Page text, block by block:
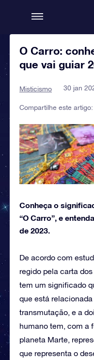
O Carro:
que vai guiar
Misticismo 30 jan
Compartilhe este artigo:
Conheça o
“O Carro”, e
de 2023.
De acordo com
regido pela carta
tem um significado
que está
transmutação, e a
humano tem, com a
planeta Marte,
que representa o